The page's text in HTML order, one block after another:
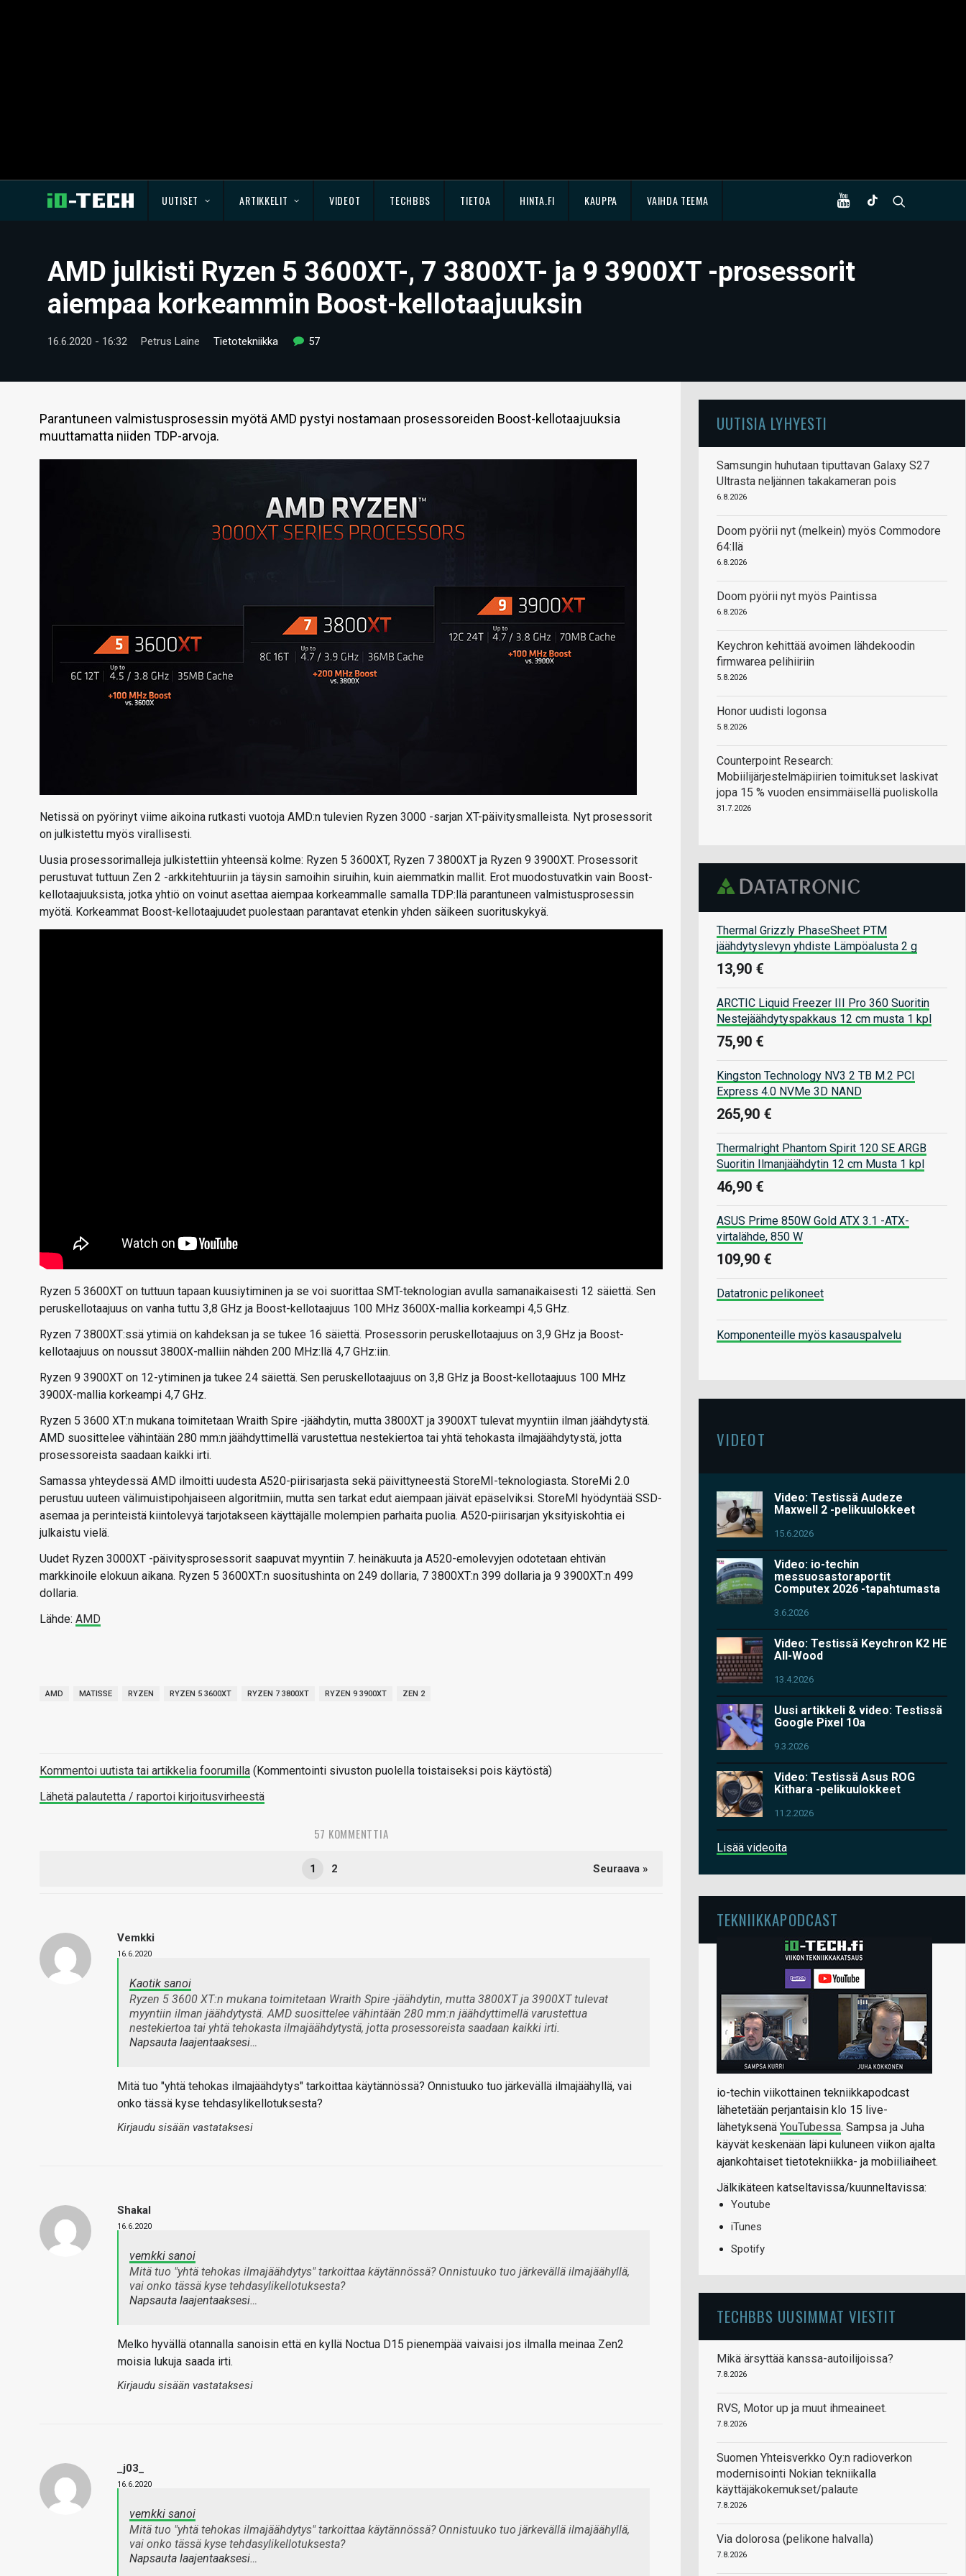
UUTISET ARTIKKELIT VIDEOT TECHBBS TIETOA HINTA.FI KAUPPA VAIHDA TEEMA
AMD julkisti Ryzen 5 3600XT-, 7 3800XT- ja 9 3900XT -prosessorit
aiempaa korkeammin Boost-kellotaajuuksin
16.6.2020 - 16:32 Petrus Laine Tietotekniikka 57
Parantuneen valmistusprosessin myötä AMD pystyi nostamaan prosessoreiden Boost-kellotaajuuksia
muuttamatta niiden TDP-arvoja.
Netissä on pyörinyt viime aikoina rutkasti vuotoja AMD:n tulevien Ryzen 3000 -sarjan XT-päivitysmalleista. Nyt prosessorit
on julkistettu myös virallisesti.
Uusia prosessorimalleja julkistettiin yhteensä kolme: Ryzen 5 3600XT, Ryzen 7 3800XT ja Ryzen 9 3900XT. Prosessorit
perustuvat tuttuun Zen 2 -arkkitehtuuriin ja täysin samoihin siruihin, kuin aiemmatkin mallit. Erot muodostuvatkin vain Boost-
kellotaajuuksista, jotka yhtiö on voinut asettaa aiempaa korkeammalle samalla TDP:llä parantuneen valmistusprosessin
myötä. Korkeammat Boost-kellotaajuudet puolestaan parantavat etenkin yhden säikeen suorituskykyä.
Ryzen 5 3600XT on tuttuun tapaan kuusiytiminen ja se voi suorittaa SMT-teknologian avulla samanaikaisesti 12 säiettä. Sen
peruskellotaajuus on vanha tuttu 3,8 GHz ja Boost-kellotaajuus 100 MHz 3600X-mallia korkeampi 4,5 GHz.
Ryzen 7 3800XT:ssä ytimiä on kahdeksan ja se tukee 16 säiettä. Prosessorin peruskellotaajuus on 3,9 GHz ja Boost-
kellotaajuus on noussut 3800X-malliin nähden 200 MHz:llä 4,7 GHz:iin.
Ryzen 9 3900XT on 12-ytiminen ja tukee 24 säiettä. Sen peruskellotaajuus on 3,8 GHz ja Boost-kellotaajuus 100 MHz
3900X-mallia korkeampi 4,7 GHz.
Ryzen 5 3600 XT:n mukana toimitetaan Wraith Spire -jäähdytin, mutta 3800XT ja 3900XT tulevat myyntiin ilman jäähdytystä.
AMD suosittelee vähintään 280 mm:n jäähdyttimellä varustettua nestekiertoa tai yhtä tehokasta ilmajäähdytystä, jotta
prosessoreista saadaan kaikki irti.
Samassa yhteydessä AMD ilmoitti uudesta A520-piirisarjasta sekä päivittyneestä StoreMI-teknologiasta. StoreMi 2.0
perustuu uuteen välimuistipohjaiseen algoritmiin, mutta sen tarkat edut aiempaan jäivät epäselviksi. StoreMI hyödyntää SSD-
asemaa ja perinteistä kiintolevyä tarjotakseen käyttäjälle molempien parhaita puolia. A520-piirisarjan yksityiskohtia ei
julkaistu vielä.
Uudet Ryzen 3000XT -päivitysprosessorit saapuvat myyntiin 7. heinäkuuta ja A520-emolevyjen odotetaan ehtivän
markkinoile elokuun aikana. Ryzen 5 3600XT:n suositushinta on 249 dollaria, 7 3800XT:n 399 dollaria ja 9 3900XT:n 499
dollaria.
Lähde: AMD
AMD MATISSE RYZEN RYZEN 5 3600XT RYZEN 7 3800XT RYZEN 9 3900XT ZEN 2
Kommentoi uutista tai artikkelia foorumilla (Kommentointi sivuston puolella toistaiseksi pois käytöstä)
Lähetä palautetta / raportoi kirjoitusvirheestä
57 KOMMENTTIA
1 2 Seuraava »
Vemkki
16.6.2020
Kaotik sanoi
Ryzen 5 3600 XT:n mukana toimitetaan Wraith Spire -jäähdytin, mutta 3800XT ja 3900XT tulevat
myyntiin ilman jäähdytystä. AMD suosittelee vähintään 280 mm:n jäähdyttimellä varustettua
nestekiertoa tai yhtä tehokasta ilmajäähdytystä, jotta prosessoreista saadaan kaikki irti.
Napsauta laajentaaksesi…
Mitä tuo "yhtä tehokas ilmajäähdytys" tarkoittaa käytännössä? Onnistuuko tuo järkevällä ilmajäähyllä, vai
onko tässä kyse tehdasylikellotuksesta?
Kirjaudu sisään vastataksesi
Shakal
16.6.2020
vemkki sanoi
Mitä tuo "yhtä tehokas ilmajäähdytys" tarkoittaa käytännössä? Onnistuuko tuo järkevällä ilmajäähyllä,
vai onko tässä kyse tehdasylikellotuksesta?
Napsauta laajentaaksesi…
Melko hyvällä otannalla sanoisin että en kyllä Noctua D15 pienempää vaivaisi jos ilmalla meinaa Zen2
moisia lukuja saada irti.
Kirjaudu sisään vastataksesi
_j03_
16.6.2020
vemkki sanoi
Mitä tuo "yhtä tehokas ilmajäähdytys" tarkoittaa käytännössä? Onnistuuko tuo järkevällä ilmajäähyllä,
vai onko tässä kyse tehdasylikellotuksesta?
Napsauta laajentaaksesi…
UUTISIA LYHYESTI
Samsungin huhutaan tiputtavan Galaxy S27
Ultrasta neljännen takakameran pois
6.8.2026
Doom pyörii nyt (melkein) myös Commodore
64:llä
6.8.2026
Doom pyörii nyt myös Paintissa
6.8.2026
Keychron kehittää avoimen lähdekoodin
firmwarea pelihiiriin
5.8.2026
Honor uudisti logonsa
5.8.2026
Counterpoint Research:
Mobiilijärjestelmäpiirien toimitukset laskivat
jopa 15 % vuoden ensimmäisellä puoliskolla
31.7.2026
Thermal Grizzly PhaseSheet PTM
jäähdytyslevyn yhdiste Lämpöalusta 2 g
13,90 €
ARCTIC Liquid Freezer III Pro 360 Suoritin
Nestejäähdytyspakkaus 12 cm musta 1 kpl
75,90 €
Kingston Technology NV3 2 TB M.2 PCI
Express 4.0 NVMe 3D NAND
265,90 €
Thermalright Phantom Spirit 120 SE ARGB
Suoritin Ilmanjäähdytin 12 cm Musta 1 kpl
46,90 €
ASUS Prime 850W Gold ATX 3.1 -ATX-
virtalähde, 850 W
109,90 €
Datatronic pelikoneet
Komponenteille myös kasauspalvelu
VIDEOT
Video: Testissä Audeze
Maxwell 2 -pelikuulokkeet
15.6.2026
Video: io-techin
messuosastoraportit
Computex 2026 -tapahtumasta
3.6.2026
Video: Testissä Keychron K2 HE
All-Wood
13.4.2026
Uusi artikkeli & video: Testissä
Google Pixel 10a
9.3.2026
Video: Testissä Asus ROG
Kithara -pelikuulokkeet
11.2.2026
Lisää videoita
TEKNIIKKAPODCAST
io-techin viikottainen tekniikkapodcast
lähetetään perjantaisin klo 15 live-
lähetyksenä YouTubessa. Sampsa ja Juha
käyvät keskenään läpi kuluneen viikon ajalta
ajankohtaiset tietotekniikka- ja mobiiliaiheet.
Jälkikäteen katseltavissa/kuunneltavissa:
Youtube
iTunes
Spotify
TECHBBS UUSIMMAT VIESTIT
Mikä ärsyttää kanssa-autoilijoissa?
7.8.2026
RVS, Motor up ja muut ihmeaineet.
7.8.2026
Suomen Yhteisverkko Oy:n radioverkon
modernisointi Nokian tekniikalla
käyttäjäkokemukset/palaute
7.8.2026
Via dolorosa (pelikone halvalla)
7.8.2026